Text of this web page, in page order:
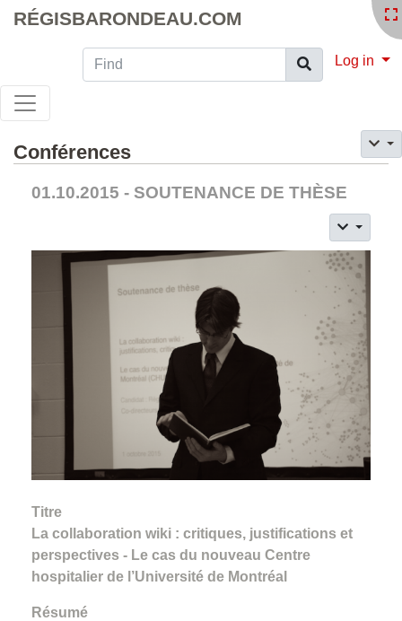
RÉGISBARONDEAU.COM
Find Log in
Conférences
01.10.2015 - SOUTENANCE DE THÈSE
Titre
La collaboration wiki : critiques, justifications et
perspectives - Le cas du nouveau Centre
hospitalier de l’Université de Montréal
Résumé